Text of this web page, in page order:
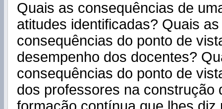
Quais as consequências de
atitudes identificadas? Quais
consequências do ponto de
desempenho dos docentes?
consequências do ponto de
dos professores na construção